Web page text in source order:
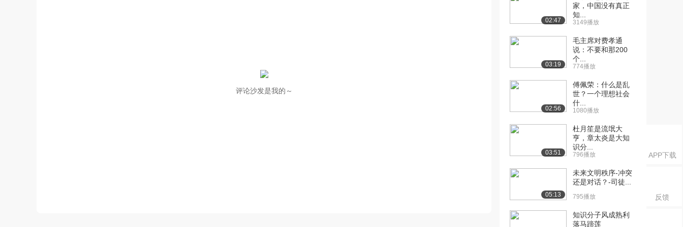
APP下载
反馈
评论沙发是我的～
02:47
家，中国没有真正
知...
3149播放
03:19
毛主席对费孝通
说：不要和那200
个...
774播放
02:56
傅佩荣：什么是乱
世？一个理想社会
什...
1080播放
03:51
杜月笙是流氓大
亨，章太炎是大知
识分...
796播放
05:13
未来文明秩序-冲突
还是对话？-司徒...
795播放
知识分子风成熟利
落马蹄莲